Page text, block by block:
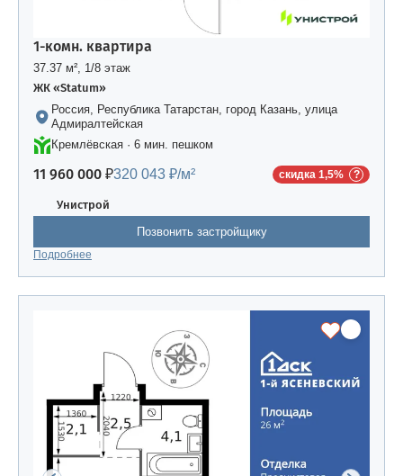
1-комн. квартира
37.37 м², 1/8 этаж
ЖК «Statum»
Россия, Республика Татарстан, город Казань, улица
Адмиралтейская
Кремлёвская · 6 мин. пешком
11 960 000 ₽320 043 ₽/м² скидка 1,5%
Унистрой
Позвонить застройщику
Подробнее